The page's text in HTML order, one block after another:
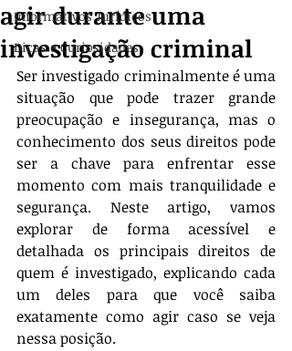
Informativos Jurídicos
Dicas e Curiosidades
agir durante uma
investigação criminal
Ser investigado criminalmente é uma
situação que pode trazer grande
preocupação e insegurança, mas o
conhecimento dos seus direitos pode
ser a chave para enfrentar esse
momento com mais tranquilidade e
segurança. Neste artigo, vamos
explorar de forma acessível e
detalhada os principais direitos de
quem é investigado, explicando cada
um deles para que você saiba
exatamente como agir caso se veja
nessa posição.